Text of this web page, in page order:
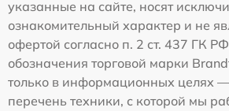
указанные на сайте, носят
ознакомительный характер и не
офертой согласно п. 2 ст. 437 ГК
обозначения торговой марки
только в информационных целях —
перечень техники, с которой мы